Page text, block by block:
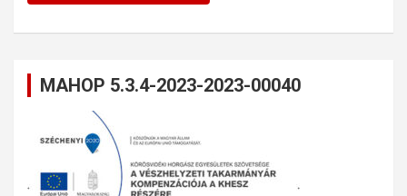
MAHOP 5.3.4-2023-2023-00040